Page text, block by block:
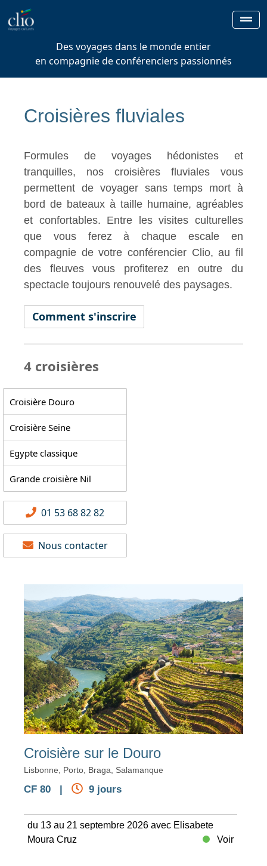
Des voyages dans le monde entier
en compagnie de conférenciers passionnés
Croisières fluviales
Formules de voyages hédonistes et
tranquilles, nos croisières fluviales vous
permettent de voyager sans temps mort à
bord de bateaux à taille humaine, agréables
et confortables. Entre les visites culturelles
que vous ferez à chaque escale en
compagnie de votre conférencier Clio, au fil
des fleuves vous profiterez en outre du
spectacle toujours renouvelé des paysages.
Comment s'inscrire
4 croisières
Croisière Douro
Croisière Seine
Egypte classique
Grande croisière Nil
01 53 68 82 82
Nous contacter
Croisière sur le Douro
Lisbonne, Porto, Braga, Salamanque
CF 80 | 9 jours
du 13 au 21 septembre 2026 avec Elisabete
Moura Cruz
Voir